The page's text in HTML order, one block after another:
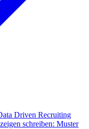
Driven Recruiting
schreiben: Muster